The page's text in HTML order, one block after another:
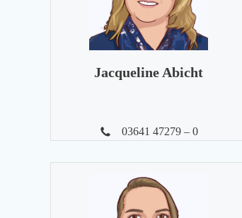
Jacqueline Abicht
03641 47279 – 0